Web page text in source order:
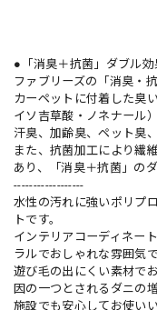
●「消臭＋抗菌」ダブル
ファブリーズの「消臭・
カーペットに付着した臭
イソ吉草酸・ノネナール
汗臭、加齢臭、ペット臭
また、抗菌加工により繊
あり、「消臭＋抗菌」の
------------------
水性の汚れに強いポリプ
トです。
インテリアコーディネー
ラルでおしゃれな雰囲気で
遊び毛の出にくい素材で
因の一つとされるダニの
施設でも安心してお使い